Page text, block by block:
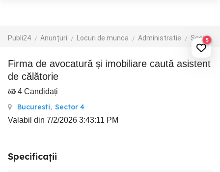
Publi24 Anunțuri Locuri de munca Administratie Secretariat5
Firma de avocatură și imobiliare caută asistent
de călătorie
4 Candidați
Bucuresti, Sector 4
Valabil din 7/2/2026 3:43:11 PM
Specificații